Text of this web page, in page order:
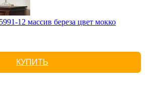
12 массив береза цвет мокко
КУПИТЬ